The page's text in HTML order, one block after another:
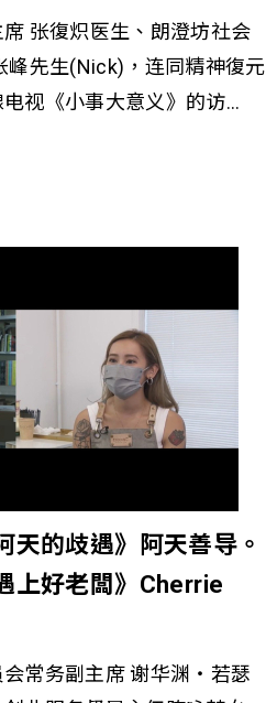
张復炽医生、朗澄坊社会
峰先生(Nick)，连同精神復元
视《小事大意义》的访
，失去自我照顾能力，人
抑郁症。后来，她获转介
天的歧遇》阿天善导。
上好老闆》Cherrie
常务副主席 谢华渊‧若瑟